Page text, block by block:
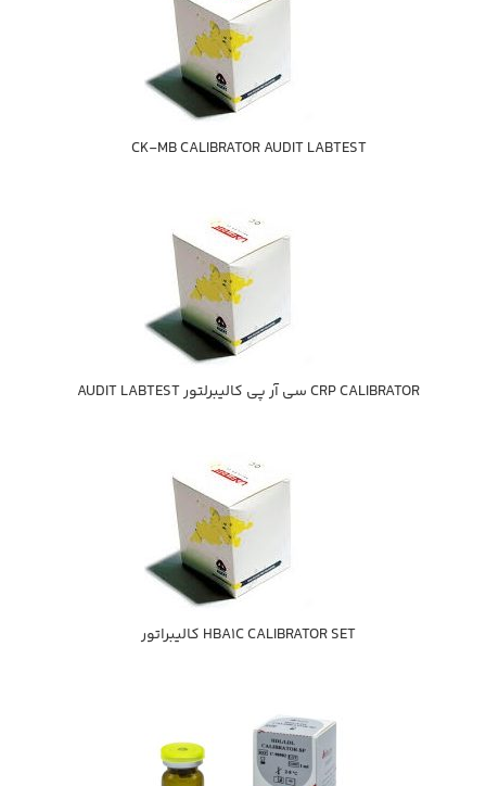
CK-MB CALIBRATOR AUDIT LABTEST
CRP CALIBRATOR سي آر پي كاليبرلتور AUDIT LABTEST
HBA1C CALIBRATOR SET كاليبراتور